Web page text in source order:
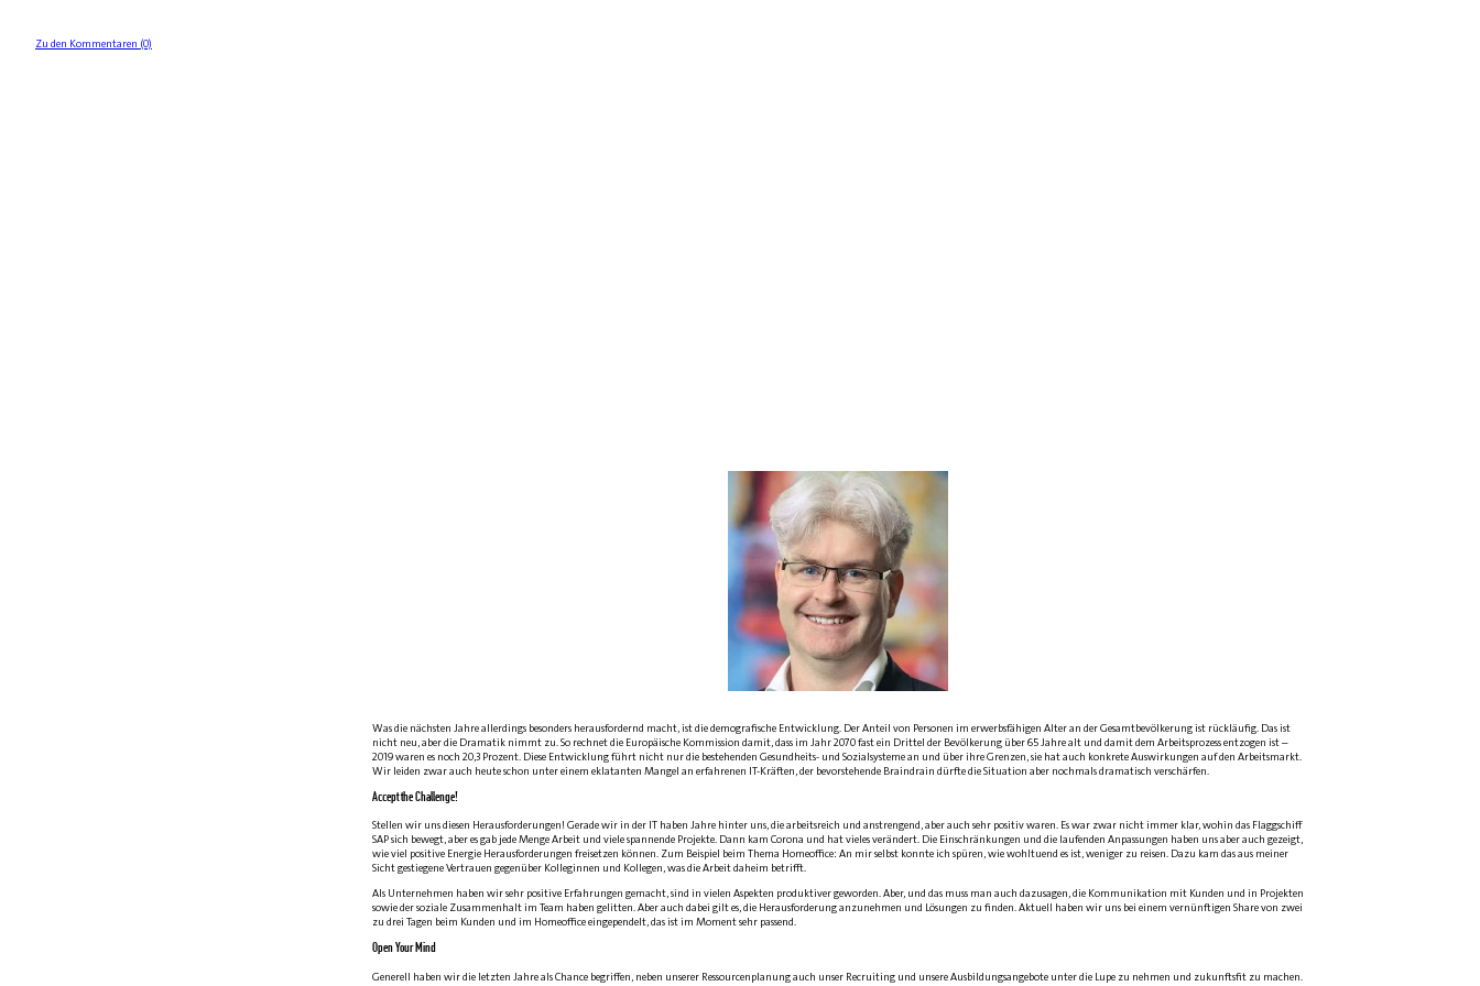
Zu den Kommentaren (0)
Was die nächsten Jahre allerdings besonders herausfordernd macht, ist die demografische Entwicklung. Der Anteil von Personen im erwerbsfähigen Alter an der Gesamtbevölkerung ist rückläufig. Das ist
nicht neu, aber die Dramatik nimmt zu. So rechnet die Europäische Kommission damit, dass im Jahr 2070 fast ein Drittel der Bevölkerung über 65 Jahre alt und damit dem Arbeitsprozess entzogen ist –
2019 waren es noch 20,3 Prozent. Diese Entwicklung führt nicht nur die bestehenden Gesundheits- und Sozialsysteme an und über ihre Grenzen, sie hat auch konkrete Auswirkungen auf den Arbeitsmarkt.
Wir leiden zwar auch heute schon unter einem eklatanten Mangel an erfahrenen IT-Kräften, der bevorstehende Braindrain dürfte die Situation aber nochmals dramatisch verschärfen.
Accept the Challenge!
Stellen wir uns diesen Herausforderungen! Gerade wir in der IT haben Jahre hinter uns, die arbeitsreich und anstrengend, aber auch sehr positiv waren. Es war zwar nicht immer klar, wohin das Flaggschiff
SAP sich bewegt, aber es gab jede Menge Arbeit und viele spannende Projekte. Dann kam Corona und hat vieles verändert. Die Einschränkungen und die laufenden Anpassungen haben uns aber auch gezeigt,
wie viel positive Energie Herausforderungen freisetzen können. Zum Beispiel beim Thema Homeoffice: An mir selbst konnte ich spüren, wie wohltuend es ist, weniger zu reisen. Dazu kam das aus meiner
Sicht gestiegene Vertrauen gegenüber Kolleginnen und Kollegen, was die Arbeit daheim betrifft.
Als Unternehmen haben wir sehr positive Erfahrungen gemacht, sind in vielen Aspekten produktiver geworden. Aber, und das muss man auch dazusagen, die Kommunikation mit Kunden und in Projekten
sowie der soziale Zusammenhalt im Team haben gelitten. Aber auch dabei gilt es, die Herausforderung anzunehmen und Lösungen zu finden. Aktuell haben wir uns bei einem vernünftigen Share von zwei
zu drei Tagen beim Kunden und im Homeoffice eingependelt, das ist im Moment sehr passend.
Open Your Mind
Generell haben wir die letzten Jahre als Chance begriffen, neben unserer Ressourcenplanung auch unser Recruiting und unsere Ausbildungsangebote unter die Lupe zu nehmen und zukunftsfit zu machen.